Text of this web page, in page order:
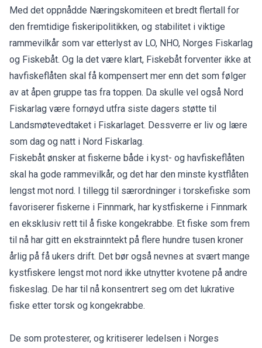
Med det oppnådde Næringskomiteen et bredt flertall for
den fremtidige fiskeripolitikken, og stabilitet i viktige
rammevilkår som var etterlyst av LO, NHO, Norges Fiskarlag
og Fiskebåt. Og la det være klart, Fiskebåt forventer ikke at
havfiskeflåten skal få kompensert mer enn det som følger
av at åpen gruppe tas fra toppen. Da skulle vel også Nord
Fiskarlag være fornøyd utfra siste dagers støtte til
Landsmøtevedtaket i Fiskarlaget. Dessverre er liv og lære
som dag og natt i Nord Fiskarlag.
Fiskebåt ønsker at fiskerne både i kyst- og havfiskeflåten
skal ha gode rammevilkår, og det har den minste kystflåten
lengst mot nord. I tillegg til særordninger i torskefiske som
favoriserer fiskerne i Finnmark, har kystfiskerne i Finnmark
en eksklusiv rett til å fiske kongekrabbe. Et fiske som frem
til nå har gitt en ekstrainntekt på flere hundre tusen kroner
årlig på få ukers drift. Det bør også nevnes at svært mange
kystfiskere lengst mot nord ikke utnytter kvotene på andre
fiskeslag. De har til nå konsentrert seg om det lukrative
fiske etter torsk og kongekrabbe.
De som protesterer, og kritiserer ledelsen i Norges